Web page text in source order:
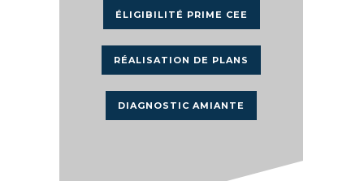
ÉLIGIBILITÉ PRIME CEE
RÉALISATION DE PLANS
DIAGNOSTIC AMIANTE